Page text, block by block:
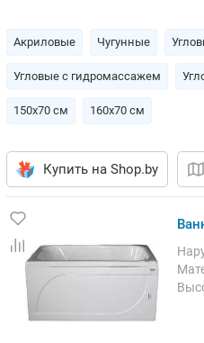
Акриловые Чугунные
Угловые с гидромассажем
150х70 см 160х70 см
Купить на Shop.by